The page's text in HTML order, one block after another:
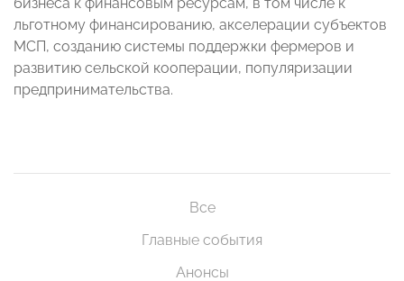
льготному финансированию, акселерации субъектов
МСП, созданию системы поддержки фермеров и
развитию сельской кооперации, популяризации
предпринимательства.
Все
Главные события
Анонсы